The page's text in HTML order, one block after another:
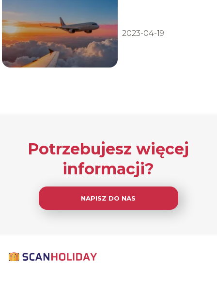
2023-04-19
Potrzebujesz więcej
informacji?
NAPISZ DO NAS